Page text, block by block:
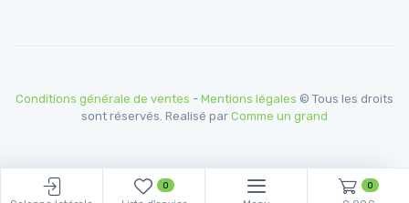
Conditions générale de ventes - Mentions légales © Tous les droits
sont réservés. Realisé par Comme un grand
0 0